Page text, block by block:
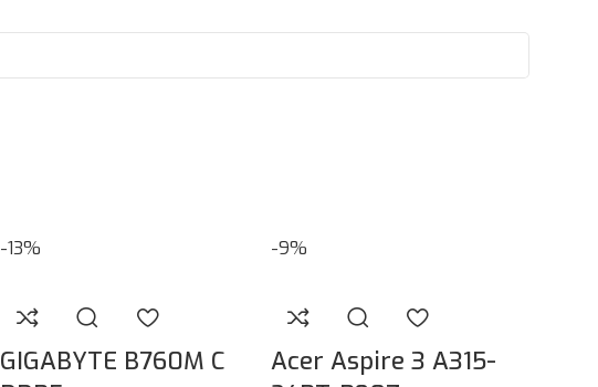
-13%
GIGABYTE B760M C
-9%
Acer Aspire 3 A315-